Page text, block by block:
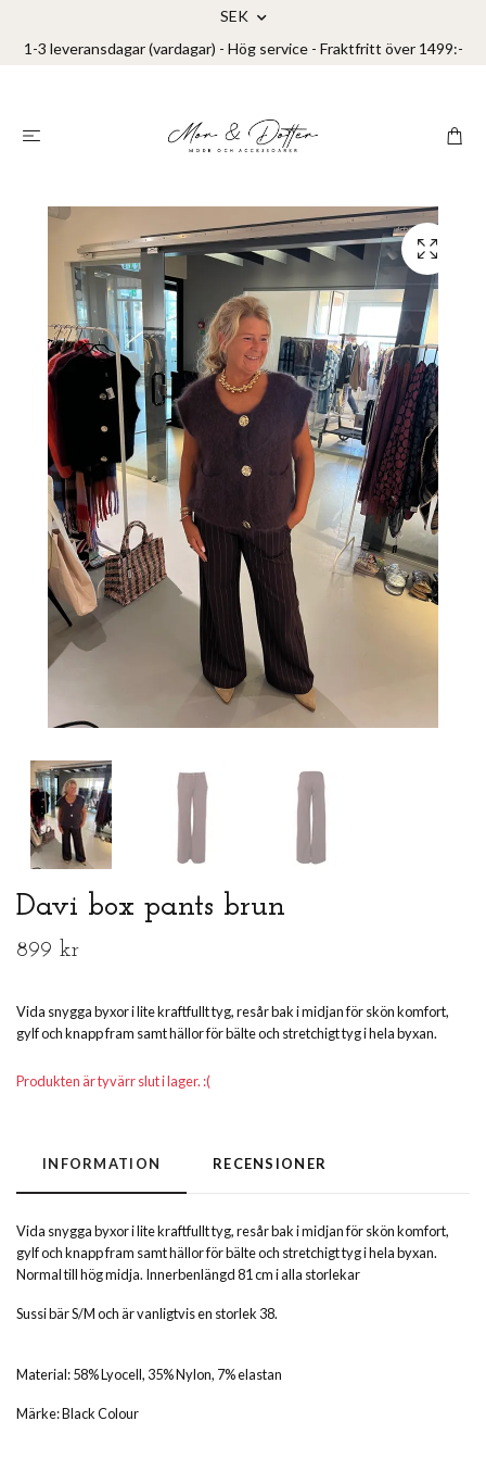
SEK
1-3 leveransdagar (vardagar) - Hög service - Fraktfritt över 1499:-
Davi box pants brun
899 kr
Vida snygga byxor i lite kraftfullt tyg, resår bak i midjan för skön komfort,
gylf och knapp fram samt hällor för bälte och stretchigt tyg i hela byxan.
Produkten är tyvärr slut i lager. :(
INFORMATION RECENSIONER
Vida snygga byxor i lite kraftfullt tyg, resår bak i midjan för skön komfort,
gylf och knapp fram samt hällor för bälte och stretchigt tyg i hela byxan.
Normal till hög midja. Innerbenlängd 81 cm i alla storlekar
Sussi bär S/M och är vanligtvis en storlek 38.
Material: 58% Lyocell, 35% Nylon, 7% elastan
Märke: Black Colour